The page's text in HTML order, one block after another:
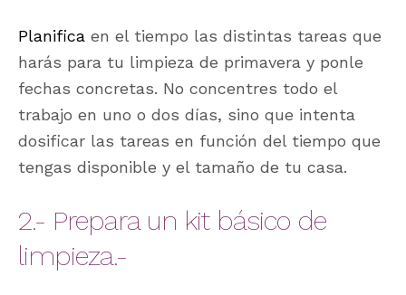
Planifica en el tiempo las distintas tareas que
harás para tu limpieza de primavera y ponle
fechas concretas. No concentres todo el
trabajo en uno o dos días, sino que intenta
dosificar las tareas en función del tiempo que
tengas disponible y el tamaño de tu casa.
2.- Prepara un kit básico de
limpieza.-